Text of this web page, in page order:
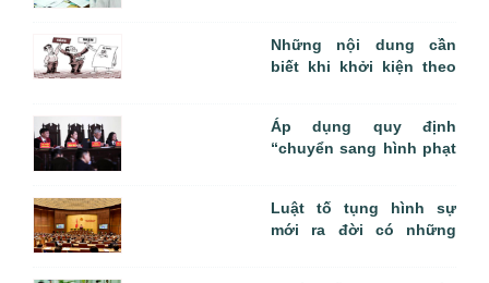
Những nội dung cần
biết khi khởi kiện theo
Áp dụng quy định
“chuyển sang hình phạt
như thế nào cho đúng?
Luật tố tụng hình sự
mới ra đời có những